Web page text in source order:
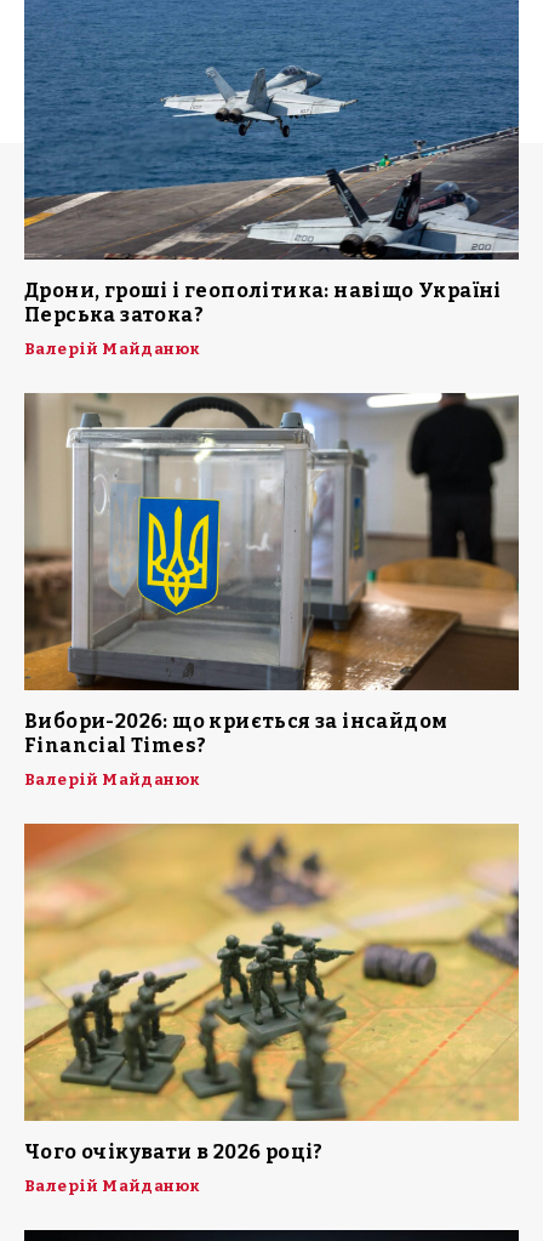
Дрони, гроші і геополітика: навіщо Україні
Перська затока?
Валерій Майданюк
Вибори-2026: що криється за інсайдом
Financial Times?
Валерій Майданюк
Чого очікувати в 2026 році?
Валерій Майданюк